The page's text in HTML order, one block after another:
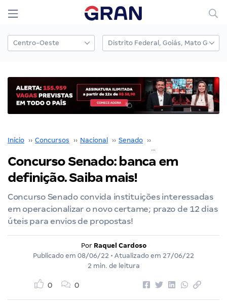
Início ›› Concursos ›› Nacional ›› Senado ››
Concurso Senado: banca em
definição. Saiba mais!
Concurso Senado convida instituições interessadas
em operacionalizar o novo certame; prazo de 12 dias
úteis para envios de propostas!
Por Raquel Cardoso
Publicado em 08/06/22 • Atualizado em 27/06/22
2 min. de leitura
0 0